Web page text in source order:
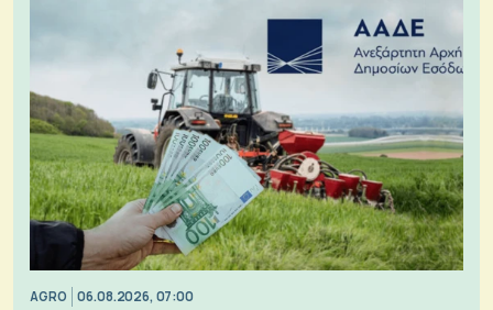
AGRO 06.08.2026, 07:00